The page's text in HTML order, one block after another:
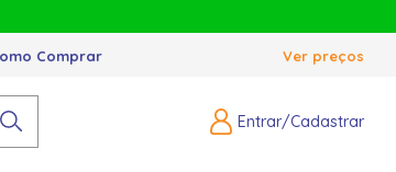
Comprar Ver preços
Entrar/Cadastrar